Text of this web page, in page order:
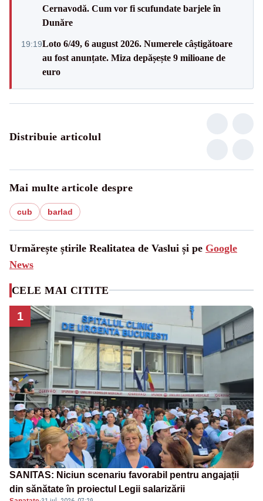
Cernavodă. Cum vor fi scufundate barjele în
Dunăre
19:19Loto 6/49, 6 august 2026. Numerele câștigătoare
au fost anunțate. Miza depășește 9 milioane de
euro
Distribuie articolul
Mai multe articole despre
cub barlad
Urmărește știrile Realitatea de Vaslui și pe Google
News
CELE MAI CITITE
1
SANITAS: Niciun scenariu favorabil pentru angajații
din sănătate în proiectul Legii salarizării